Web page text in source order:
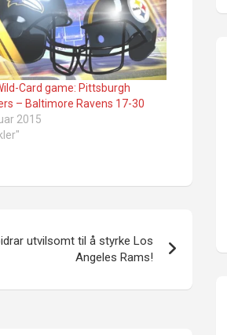
Card game: Pittsburgh
– Baltimore Ravens 17-30
2015
utvilsomt til å styrke Los
Angeles Rams!